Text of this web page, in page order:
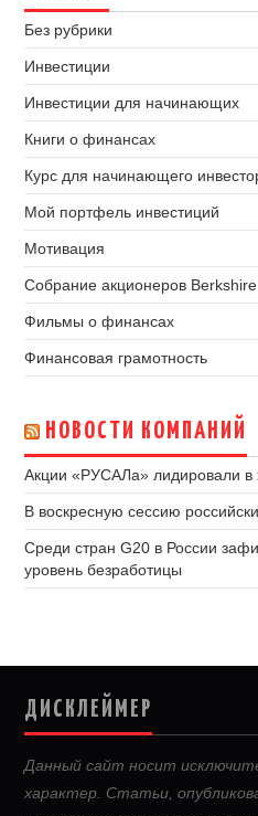
Без рубрики
Инвестиции
Инвестиции для начинающих
Книги о финансах
Курс для начинающего
Мой портфель инвестиций
Мотивация
Собрание акционеров
Фильмы о финансах
Финансовая грамотность
НОВОСТИ КОМПАНИЙ
Акции «РУСАЛа» лидировали в
В воскресную сессию
Среди стран G20 в России
уровень безработицы
ДИСКЛЕЙМЕР
Данный сайт носит
характер. Статьи,